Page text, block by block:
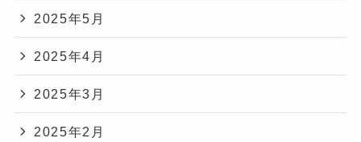
2025年5月
2025年4月
2025年3月
2025年2月